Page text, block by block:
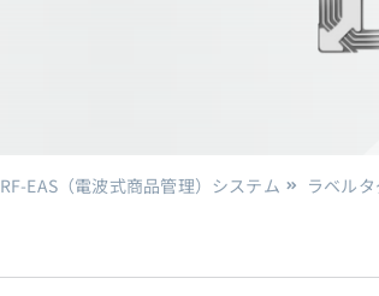
RF-EAS（電波式商品管理）システム ラベル